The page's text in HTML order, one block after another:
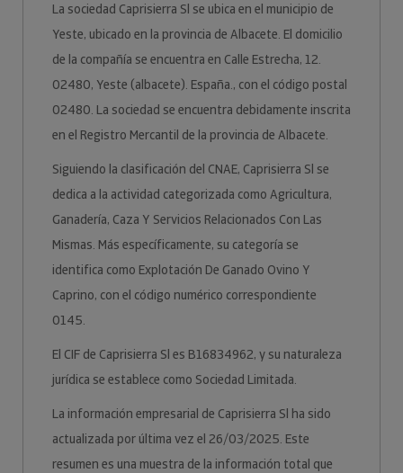
La sociedad Caprisierra Sl se ubica en el municipio de
Yeste, ubicado en la provincia de Albacete. El domicilio
de la compañía se encuentra en Calle Estrecha, 12.
02480, Yeste (albacete). España., con el código postal
02480. La sociedad se encuentra debidamente inscrita
en el Registro Mercantil de la provincia de Albacete.
Siguiendo la clasificación del CNAE, Caprisierra Sl se
dedica a la actividad categorizada como Agricultura,
Ganadería, Caza Y Servicios Relacionados Con Las
Mismas. Más específicamente, su categoría se
identifica como Explotación De Ganado Ovino Y
Caprino, con el código numérico correspondiente
0145.
El CIF de Caprisierra Sl es B16834962, y su naturaleza
jurídica se establece como Sociedad Limitada.
La información empresarial de Caprisierra Sl ha sido
actualizada por última vez el 26/03/2025. Este
resumen es una muestra de la información total que